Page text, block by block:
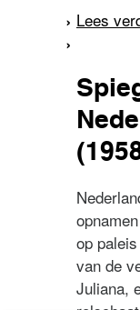
Lees
op
van de
Juliana,